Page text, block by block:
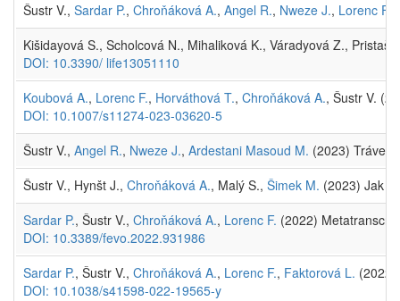
Šustr V., Sardar P., Chroňáková A., Angel R., Nweze J., Lorenc F.
Kišidayová S., Scholcová N., Mihaliková K., Váradyová Z.,
DOI: 10.3390/ life13051110
Koubová A., Lorenc F., Horváthová T., Chroňáková A., Šustr V.
DOI: 10.1007/s11274-023-03620-5
Šustr V., Angel R., Nweze J., Ardestani Masoud M. (2023)
Šustr V., Hynšt J., Chroňáková A., Malý S., Šimek M. (2023) Jak
Sardar P., Šustr V., Chroňáková A., Lorenc F. (2022)
DOI: 10.3389/fevo.2022.931986
Sardar P., Šustr V., Chroňáková A., Lorenc F., Faktorová L.
DOI: 10.1038/s41598-022-19565-y